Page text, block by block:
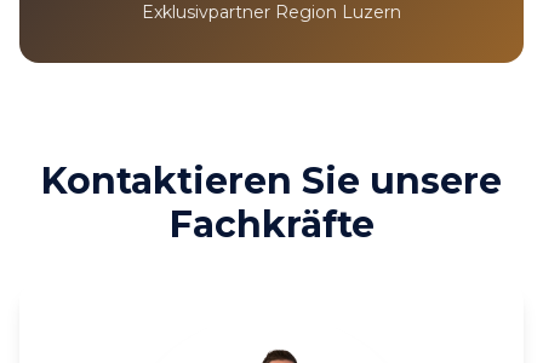
Exklusivpartner Region Luzern
Kontaktieren Sie unsere
Fachkräfte